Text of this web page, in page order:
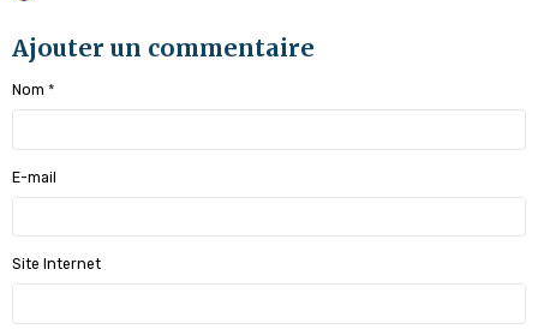
Ajouter un commentaire
Nom
E-mail
Site Internet